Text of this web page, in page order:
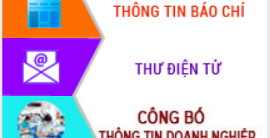
Đắk Lắk: Tôn vinh 46 giải pháp tại Hội
thi Sáng tạo Kỹ thuật 2024 - 2025
Đắk Lắk rà soát, điều chỉnh Đề án 190
về phát triển nuôi trồng thủy sản
Phó Chủ tịch UBND tỉnh Đắk Lắk
Trương Công Thái kiểm tra thực địa
Dự án cao tốc Khánh Hòa - Buôn Ma
Thuột
Định vị cà phê Việt Nam như một “di
sản sống” trong dòng chảy toàn cầu